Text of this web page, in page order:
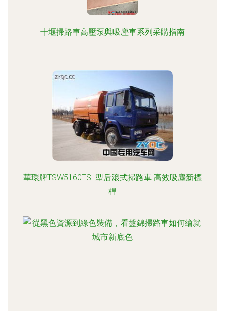
十堰掃路車高壓泵與吸塵車系列采購指南
華環牌TSW5160TSL型后滾式掃路車 高效吸塵新標
桿